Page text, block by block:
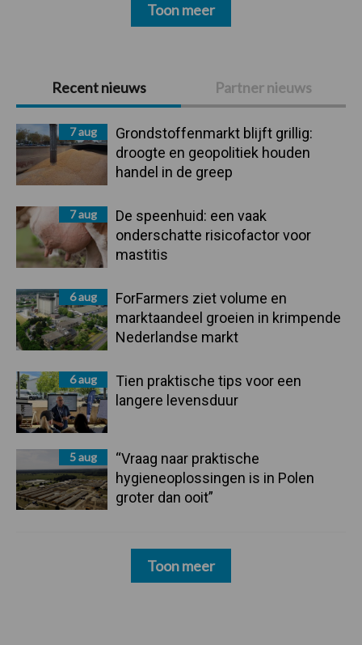
Primaire
Sidebar
Recent nieuws Partner nieuws
7 aug
Grondstoffenmarkt blijft grillig:
droogte en geopolitiek houden
handel in de greep
7 aug
De speenhuid: een vaak
onderschatte risicofactor voor
mastitis
6 aug
ForFarmers ziet volume en
marktaandeel groeien in krimpende
Nederlandse markt
6 aug
Tien praktische tips voor een
langere levensduur
5 aug
“Vraag naar praktische
hygieneoplossingen is in Polen
groter dan ooit”
Toon meer
Toon meer